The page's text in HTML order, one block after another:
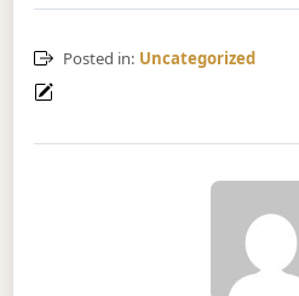
Posted in: Uncategorized